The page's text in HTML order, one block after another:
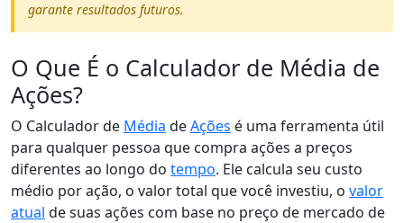
garante resultados futuros.
O Que É o Calculador de Média de
Ações?
O Calculador de Média deAções é uma ferramenta útil
para qualquer pessoa que compra ações a preços
diferentes ao longo do tempo. Ele calcula seu custo
médio por ação, o valor total que você investiu, o valor
atual de suas ações com base no preço de mercado de